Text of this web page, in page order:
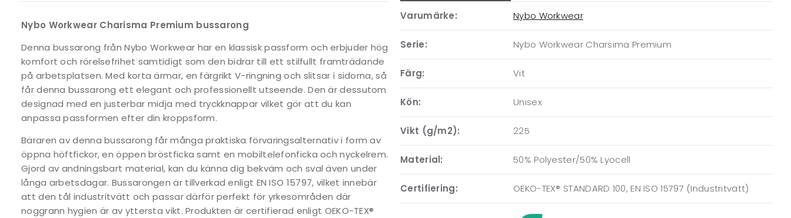
Nybo Workwear Charisma Premium bussarong
Denna bussarong från Nybo Workwear har en klassisk passform och erbjuder hög
komfort och rörelsefrihet samtidigt som den bidrar till ett stilfullt framträdande
på arbetsplatsen. Med korta ärmar, en färgrikt V-ringning och slitsar i sidorna, så
får denna bussarong ett elegant och professionellt utseende. Den är dessutom
designad med en justerbar midja med tryckknappar vilket gör att du kan
anpassa passformen efter din kroppsform.
Bäraren av denna bussarong får många praktiska förvaringsalternativ i form av
öppna höftfickor, en öppen bröstficka samt en mobiltelefonficka och nyckelrem.
Gjord av andningsbart material, kan du känna dig bekväm och sval även under
långa arbetsdagar. Bussarongen är tillverkad enligt EN ISO 15797, vilket innebär
att den tål industritvätt och passar därför perfekt för yrkesområden där
noggrann hygien är av yttersta vikt. Produkten är certifierad enligt OEKO-TEX®
Varumärke: Nybo Workwear
Serie: Nybo Workwear Charsima Premium
Färg: Vit
Kön: Unisex
Vikt (g/m2): 225
Material: 50% Polyester/50% Lyocell
Certifiering: OEKO-TEX® STANDARD 100, EN ISO 15797 (Industritvätt)